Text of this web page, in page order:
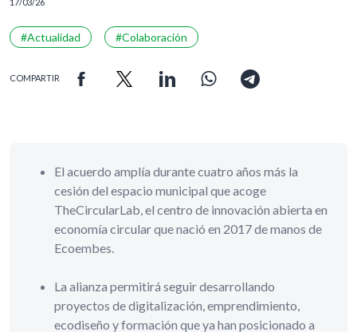
#Actualidad #Colaboración
COMPARTIR
El acuerdo amplía durante cuatro años más la
cesión del espacio municipal que acoge
TheCircularLab, el centro de innovación abierta en
economía circular que nació en 2017 de manos de
Ecoembes.
La alianza permitirá seguir desarrollando
proyectos de digitalización, emprendimiento,
ecodiseño y formación que ya han posicionado a